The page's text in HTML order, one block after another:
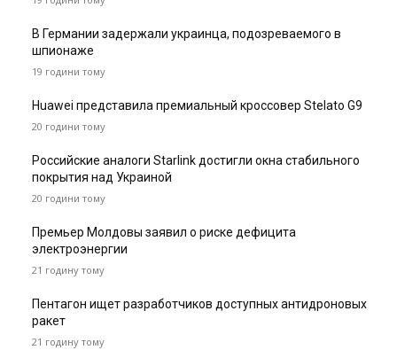
В Германии задержали украинца, подозреваемого в
шпионаже
19 години тому
Huawei представила премиальный кроссовер Stelato G9
20 години тому
Российские аналоги Starlink достигли окна стабильного
покрытия над Украиной
20 години тому
Премьер Молдовы заявил о риске дефицита
электроэнергии
21 годину тому
Пентагон ищет разработчиков доступных антидроновых
ракет
21 годину тому